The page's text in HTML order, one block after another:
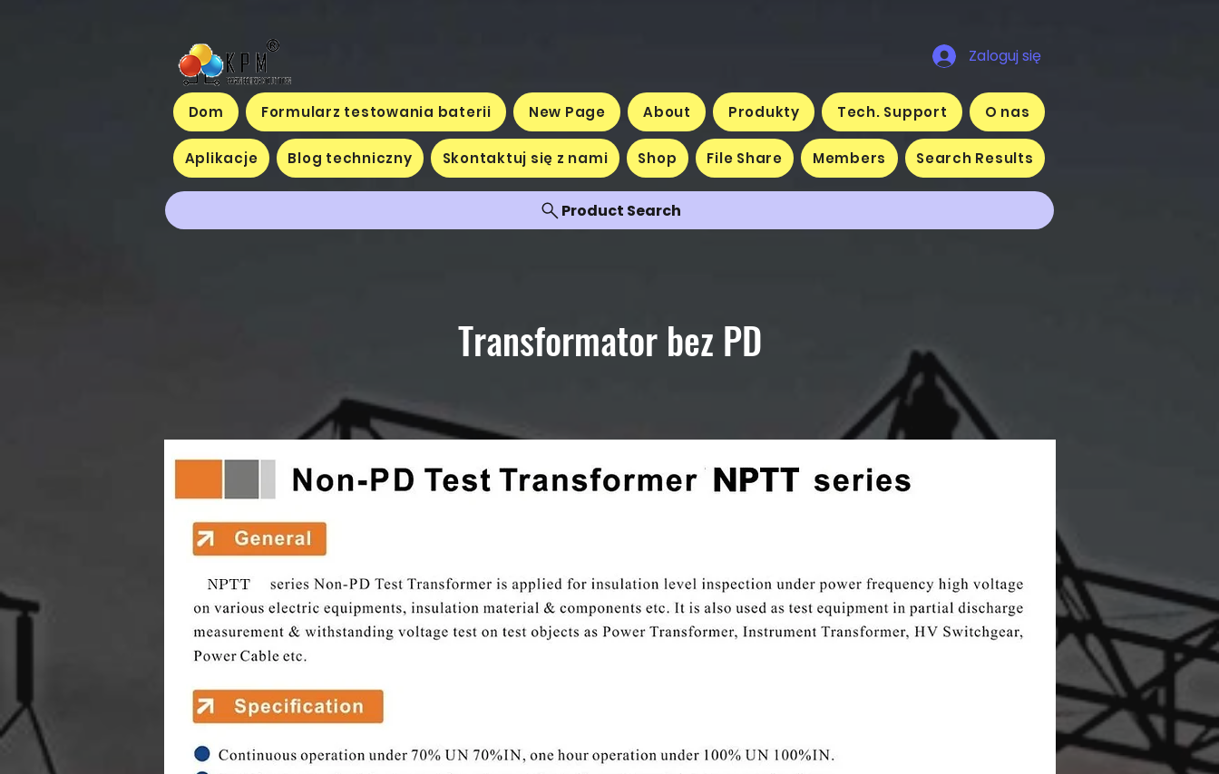
Zaloguj się
Dom Formularz testowania baterii New Page About Produkty Tech. Support O nas
Aplikacje Blog techniczny Skontaktuj się z nami Shop File Share Members Search Results
Product Search
Transformator bez PD